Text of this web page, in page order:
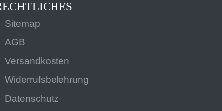
Sitemap
AGB
Versandkosten
Widerrufsbelehrung
Datenschutz